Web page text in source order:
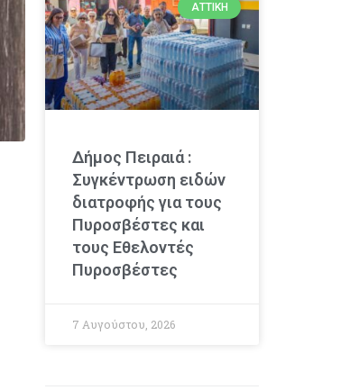
ΑΤΤΙΚΉ
Δήμος Πειραιά :
Συγκέντρωση ειδών
διατροφής για τους
Πυροσβέστες και
τους Εθελοντές
Πυροσβέστες
7 Αυγούστου, 2026